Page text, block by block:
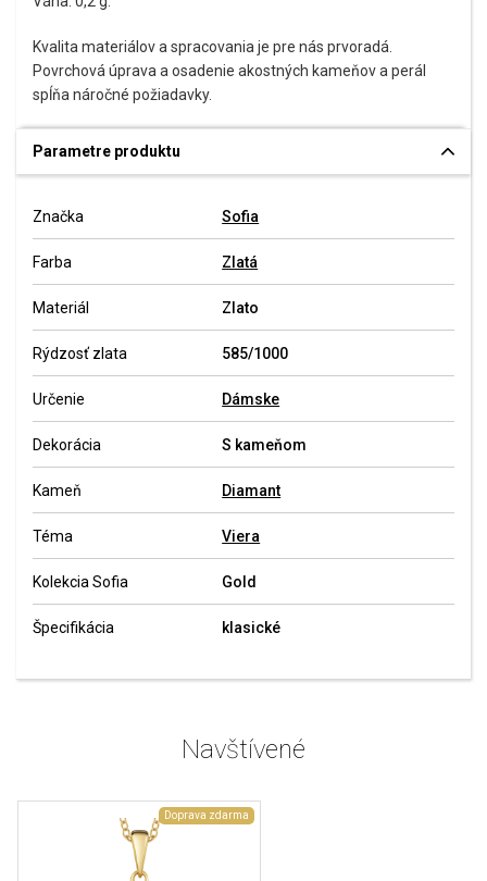
Kvalita materiálov a spracovania je pre nás prvoradá.
Povrchová úprava a osadenie akostných kameňov a perál
spĺňa náročné požiadavky.
Parametre produktu
Značka Sofia
Farba Zlatá
Materiál Zlato
Rýdzosť zlata 585/1000
Určenie Dámske
Dekorácia S kameňom
Kameň Diamant
Téma Viera
Kolekcia Sofia Gold
Špecifikácia klasické
Navštívené
Doprava zdarma